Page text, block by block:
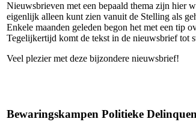
Nieuwsbrieven met een bepaald thema zijn hier
eigenlijk alleen kunt zien vanuit de Stelling als
Enkele maanden geleden begon het met een tip
Tegelijkertijd komt de tekst in de nieuwsbrief tot
Veel plezier met deze bijzondere nieuwsbrief!
Bewaringskampen Politieke